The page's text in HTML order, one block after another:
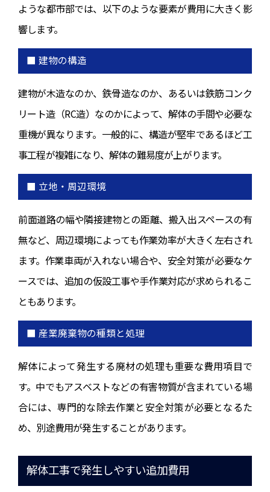
ような都市部では、以下のような要素が費用に大きく影
響します。
■ 建物の構造
建物が木造なのか、鉄骨造なのか、あるいは鉄筋コンク
リート造（RC造）なのかによって、解体の手間や必要な
重機が異なります。一般的に、構造が堅牢であるほど工
事工程が複雑になり、解体の難易度が上がります。
■ 立地・周辺環境
前面道路の幅や隣接建物との距離、搬入出スペースの有
無など、周辺環境によっても作業効率が大きく左右され
ます。作業車両が入れない場合や、安全対策が必要なケ
ースでは、追加の仮設工事や手作業対応が求められるこ
ともあります。
■ 産業廃棄物の種類と処理
解体によって発生する廃材の処理も重要な費用項目で
す。中でもアスベストなどの有害物質が含まれている場
合には、専門的な除去作業と安全対策が必要となるた
め、別途費用が発生することがあります。
解体工事で発生しやすい追加費用